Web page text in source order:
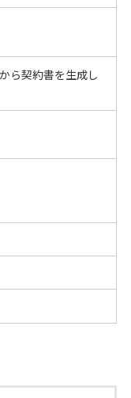
ら契約書を生成し